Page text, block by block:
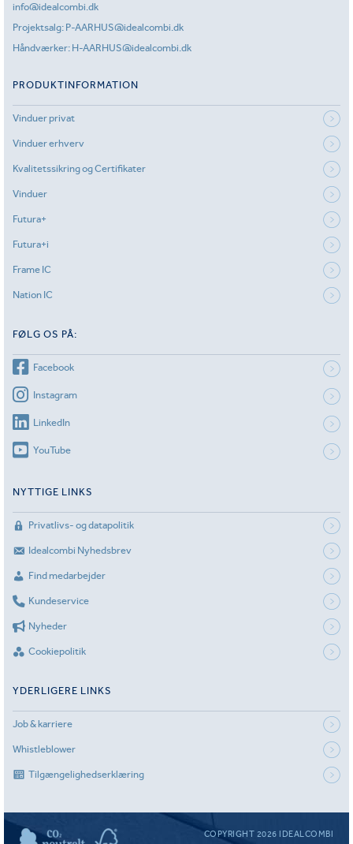
info@idealcombi.dk
Projektsalg: P-AARHUS@idealcombi.dk
Håndværker: H-AARHUS@idealcombi.dk
PRODUKTINFORMATION
Vinduer privat
Vinduer erhverv
Kvalitetssikring og Certifikater
Vinduer
Futura+
Futura+i
Frame IC
Nation IC
FØLG OS PÅ:
Facebook
Instagram
LinkedIn
YouTube
NYTTIGE LINKS
Privatlivs- og datapolitik
Idealcombi Nyhedsbrev
Find medarbejder
Kundeservice
Nyheder
Cookiepolitik
YDERLIGERE LINKS
Job & karriere
Whistleblower
Tilgængelighedserklæring
COPYRIGHT 2026 IDEALCOMBI